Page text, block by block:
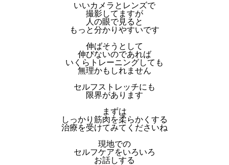
いいカメラとレンズで
撮影してますが
人の眼で見ると
もっと分かりやすいです
伸ばそうとして
伸びないのであれば
いくらトレーニングしても
無理かもしれません
セルフストレッチにも
限界があります
まずは
しっかり筋肉を柔らかくする
治療を受けてみてくださいね
現地での
セルフケアをいろいろ
お話しする